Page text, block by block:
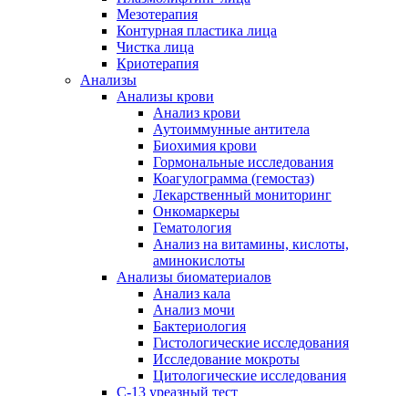
Мезотерапия
Контурная пластика лица
Чистка лица
Криотерапия
Анализы
Анализы крови
Анализ крови
Аутоиммунные антитела
Биохимия крови
Гормональные исследования
Коагулограмма (гемостаз)
Лекарственный мониторинг
Онкомаркеры
Гематология
Анализ на витамины, кислоты,
аминокислоты
Анализы биоматериалов
Анализ кала
Анализ мочи
Бактериология
Гистологические исследования
Исследование мокроты
Цитологические исследования
С-13 уреазный тест